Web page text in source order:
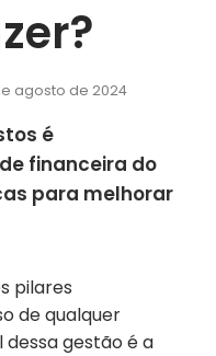
agosto de 2024
é
financeira do
para melhorar
pilares
de qualquer
gestão é a